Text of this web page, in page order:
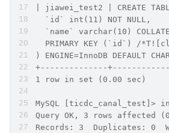
| jiawei_test2 | CREATE
  `id` int(11) NOT NULL,
`name` varchar(10)
PRIMARY KEY (`id`) /
) ENGINE=InnoDB DEFAULT
+--------------
1 row in set (0.00 sec)
MySQL
Query OK, 3 rows affected
Records: 3  Duplicates: 0